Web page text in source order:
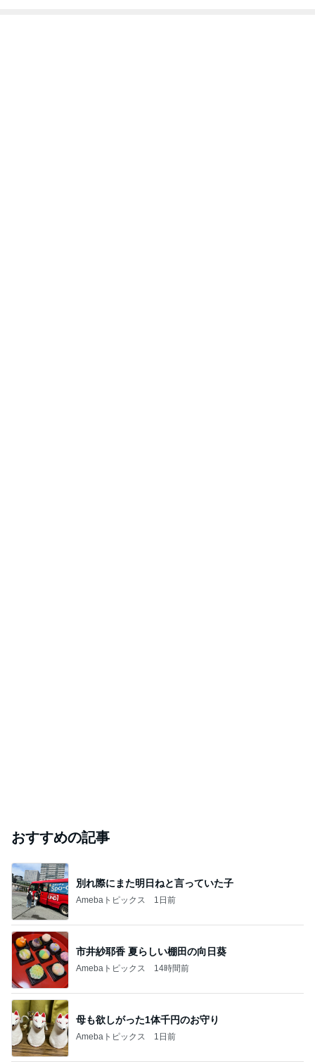
おすすめの記事
別れ際にまた明日ねと言っていた子
Amebaトピックス 1日前
市井紗耶香 夏らしい棚田の向日葵
Amebaトピックス 14時間前
母も欲しがった1体千円のお守り
Amebaトピックス 1日前